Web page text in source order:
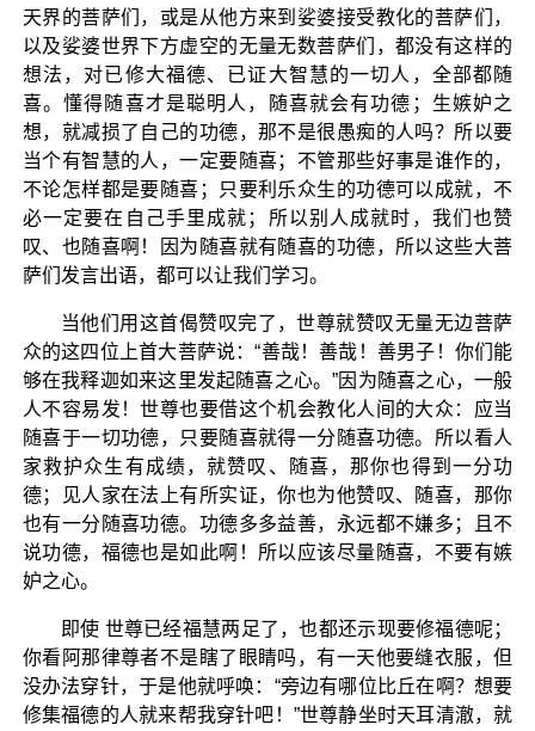
天界的菩萨们，或是从他方来到娑婆接受教化的菩萨们，
以及娑婆世界下方虚空的无量无数菩萨们，都没有这样的
想法，对已修大福德、已证大智慧的一切人，全部都随
喜。懂得随喜才是聪明人，随喜就会有功德；生嫉妒之
想，就减损了自己的功德，那不是很愚痴的人吗？所以要
当个有智慧的人，一定要随喜；不管那些好事是谁作的，
不论怎样都是要随喜；只要利乐众生的功德可以成就，不
必一定要在自己手里成就；所以别人成就时，我们也赞
叹、也随喜啊！因为随喜就有随喜的功德，所以这些大菩
萨们发言出语，都可以让我们学习。
当他们用这首偈赞叹完了，世尊就赞叹无量无边菩萨
众的这四位上首大菩萨说：“善哉！善哉！善男子！你们能
够在我释迦如来这里发起随喜之心。”因为随喜之心，一般
人不容易发！世尊也要借这个机会教化人间的大众：应当
随喜于一切功德，只要随喜就得一分随喜功德。所以看人
家救护众生有成绩，就赞叹、随喜，那你也得到一分功
德；见人家在法上有所实证，你也为他赞叹、随喜，那你
也有一分随喜功德。功德多多益善，永远都不嫌多；且不
说功德，福德也是如此啊！所以应该尽量随喜，不要有嫉
妒之心。
即使 世尊已经福慧两足了，也都还示现要修福德呢；
你看阿那律尊者不是瞎了眼睛吗，有一天他要缝衣服，但
没办法穿针，于是他就呼唤：“旁边有哪位比丘在啊？想要
修集福德的人就来帮我穿针吧！”世尊静坐时天耳清澈，就